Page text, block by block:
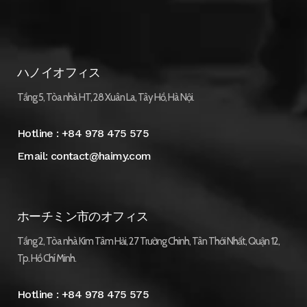
ハノイオフィス
Tầng 5, Tòa nhà HT, 28 Xuân La, Tây Hồ, Hà Nội.
Hotline :+84 978 475 575
Email: contact@haimy.com
ホーチミン市のオフィス
Tầng 2, Tòa nhà Kim Tâm Hải, 27 Trường Chinh, Tân Thới Nhất, Quận 12,
Tp. Hồ Chí Minh.
Hotline :+84 978 475 575